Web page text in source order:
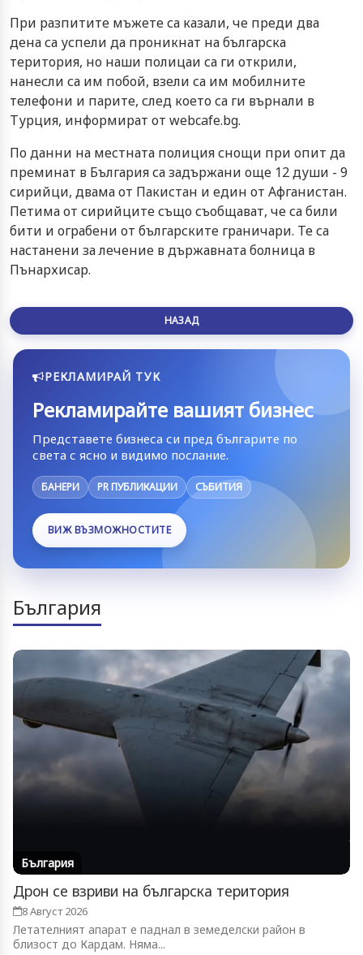
При разпитите мъжете са казали, че преди два
дена са успели да проникнат на българска
територия, но наши полицаи са ги открили,
нанесли са им побой, взели са им мобилните
телефони и парите, след което са ги върнали в
Турция, информират от webcafe.bg.
По данни на местната полиция снощи при опит да
преминат в България са задържани още 12 души - 9
сирийци, двама от Пакистан и един от Афганистан.
Петима от сирийците също съобщават, че са били
бити и ограбени от българските граничари. Те са
настанени за лечение в държавната болница в
Пънархисар.
НАЗАД
РЕКЛАМИРАЙ ТУК
Рекламирайте вашият бизнес
Представете бизнеса си пред българите по
света с ясно и видимо послание.
БАНЕРИ PR ПУБЛИКАЦИИ СЪБИТИЯ
ВИЖ ВЪЗМОЖНОСТИТЕ
България
България
Дрон се взриви на българска територия
8 Август 2026
Летателният апарат е паднал в земеделски район в
близост до Кардам. Няма...